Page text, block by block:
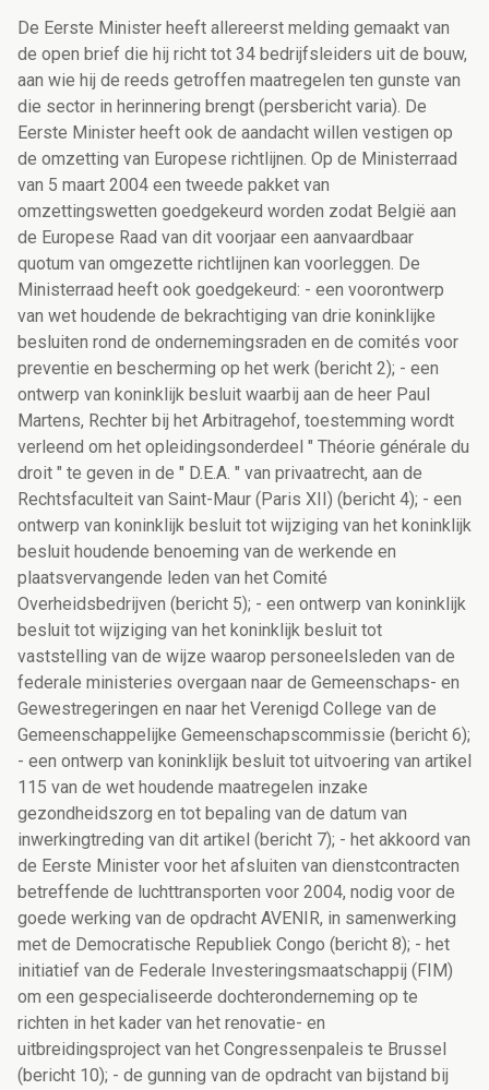
De Eerste Minister heeft allereerst melding gemaakt van
de open brief die hij richt tot 34 bedrijfsleiders uit de bouw,
aan wie hij de reeds getroffen maatregelen ten gunste van
die sector in herinnering brengt (persbericht varia). De
Eerste Minister heeft ook de aandacht willen vestigen op
de omzetting van Europese richtlijnen. Op de Ministerraad
van 5 maart 2004 een tweede pakket van
omzettingswetten goedgekeurd worden zodat België aan
de Europese Raad van dit voorjaar een aanvaardbaar
quotum van omgezette richtlijnen kan voorleggen. De
Ministerraad heeft ook goedgekeurd: - een voorontwerp
van wet houdende de bekrachtiging van drie koninklijke
besluiten rond de ondernemingsraden en de comités voor
preventie en bescherming op het werk (bericht 2); - een
ontwerp van koninklijk besluit waarbij aan de heer Paul
Martens, Rechter bij het Arbitragehof, toestemming wordt
verleend om het opleidingsonderdeel " Théorie générale du
droit " te geven in de " D.E.A. " van privaatrecht, aan de
Rechtsfaculteit van Saint-Maur (Paris XII) (bericht 4); - een
ontwerp van koninklijk besluit tot wijziging van het koninklijk
besluit houdende benoeming van de werkende en
plaatsvervangende leden van het Comité
Overheidsbedrijven (bericht 5); - een ontwerp van koninklijk
besluit tot wijziging van het koninklijk besluit tot
vaststelling van de wijze waarop personeelsleden van de
federale ministeries overgaan naar de Gemeenschaps- en
Gewestregeringen en naar het Verenigd College van de
Gemeenschappelijke Gemeenschapscommissie (bericht 6);
- een ontwerp van koninklijk besluit tot uitvoering van artikel
115 van de wet houdende maatregelen inzake
gezondheidszorg en tot bepaling van de datum van
inwerkingtreding van dit artikel (bericht 7); - het akkoord van
de Eerste Minister voor het afsluiten van dienstcontracten
betreffende de luchttransporten voor 2004, nodig voor de
goede werking van de opdracht AVENIR, in samenwerking
met de Democratische Republiek Congo (bericht 8); - het
initiatief van de Federale Investeringsmaatschappij (FIM)
om een gespecialiseerde dochteronderneming op te
richten in het kader van het renovatie- en
uitbreidingsproject van het Congressenpaleis te Brussel
(bericht 10); - de gunning van de opdracht van bijstand bij